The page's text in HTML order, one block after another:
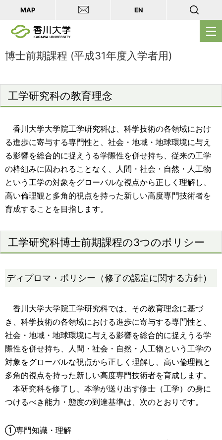
メ
ニ
く
MAP EN
博士前期課程 (平成31年度入学者用)
工学研究科の教育理念
香川大学大学院工学研究科は、科学技術の各領域におけ
る進歩に寄与する専門性と、社会・地域・地球環境に与え
る影響を総合的に捉えうる学際性を併せ持ち、従来の工学
の枠組みに囚われることなく、人間・社会・自然・人工物
という工学の対象をグローバルな視点から正しく理解し、
高い倫理観と多角的視点を持った新しい高度専門技術者を
育成することを目指します。
工学研究科博士前期課程の3つのポリシー
ディプロマ・ポリシー（修了の認定に関する方針）
香川大学大学院工学研究科では、その教育理念に基づ
き、科学技術の各領域における進歩に寄与する専門性と、
社会・地域・地球環境に与える影響を総合的に捉えうる学
際性を併せ持ち、人間・社会・自然・人工物という工学の
対象をグローバルな視点から正しく理解し、高い倫理観と
多角的視点を持った新しい高度専門技術者を育成します。
本研究科を修了し、本学が送り出す修士（工学）の身に
つけるべき能力・態度の到達基準は、次のとおりです。
①専門知識・理解